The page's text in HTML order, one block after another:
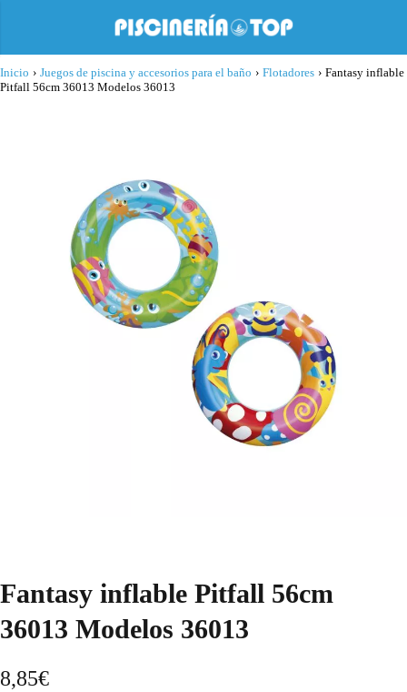
Inicio › Juegos de piscina y accesorios para el baño › Flotadores › Fantasy inflable
Pitfall 56cm 36013 Modelos 36013
Fantasy inflable Pitfall 56cm
36013 Modelos 36013
8,85€